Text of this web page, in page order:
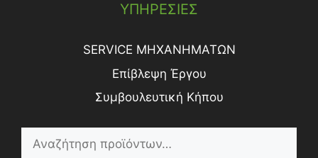
ΥΠΗΡΕΣΙΕΣ
SERVICE ΜΗΧΑΝΗΜΑΤΩΝ
Επίβλεψη Έργου
Συμβουλευτική Κήπου